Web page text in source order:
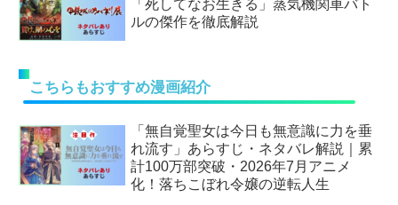
「死してなお生きる」蒸気機関車バト
ルの傑作を徹底解説
こちらもおすすめ漫画紹介
「無自覚聖女は今日も無意識に力を垂
れ流す」あらすじ・ネタバレ解説｜累
計100万部突破・2026年7月アニメ
化！落ちこぼれ令嬢の逆転人生